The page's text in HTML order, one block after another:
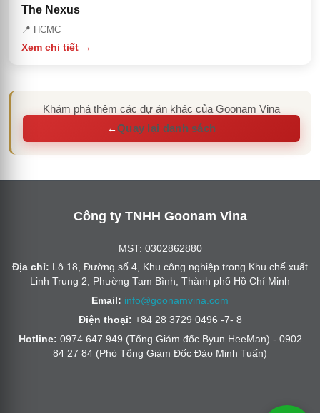
The Nexus
📍 HCMC
Xem chi tiết →
Khám phá thêm các dự án khác của Goonam Vina
←Quay lại danh sách
Công ty TNHH Goonam Vina
MST: 0302862880
Địa chỉ: Lô 18, Đường số 4, Khu công nghiệp trong Khu chế xuất
Linh Trung 2, Phường Tam Bình, Thành phố Hồ Chí Minh
Email: info@goonamvina.com
Điện thoại: +84 28 3729 0496 -7- 8
Hotline: 0974 647 949 (Tổng Giám đốc Byun HeeMan) - 0902
84 27 84 (Phó Tổng Giám Đốc Đào Minh Tuấn)